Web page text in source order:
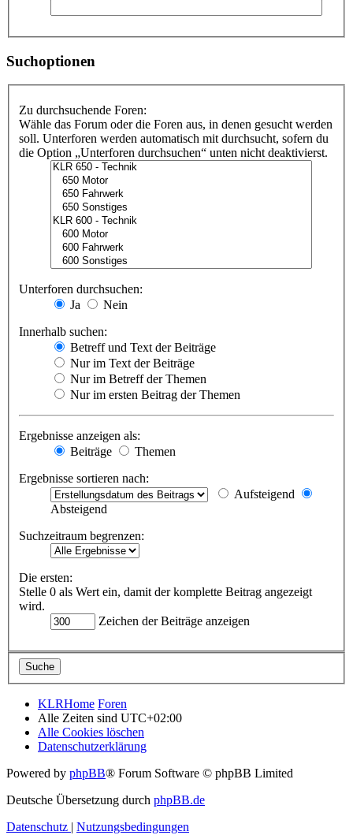
Suchoptionen
Zu durchsuchende Foren:
Wähle das Forum oder die Foren aus, in denen gesucht werden
soll. Unterforen werden automatisch mit durchsucht, sofern du
die Option „Unterforen durchsuchen“ unten nicht deaktivierst.
Unterforen durchsuchen:
Ja
Nein
Innerhalb suchen:
Betreff und Text der Beiträge
Nur im Text der Beiträge
Nur im Betreff der Themen
Nur im ersten Beitrag der Themen
Ergebnisse anzeigen als:
Beiträge
Themen
Ergebnisse sortieren nach:
Aufsteigend
Absteigend
Suchzeitraum begrenzen:
Die ersten:
Stelle 0 als Wert ein, damit der komplette Beitrag angezeigt
wird.
Zeichen der Beiträge anzeigen
KLRHome Foren
Alle Zeiten sind UTC+02:00
Alle Cookies löschen
Datenschutzerklärung
Powered by phpBB® Forum Software © phpBB Limited
Deutsche Übersetzung durch phpBB.de
Datenschutz | Nutzungsbedingungen